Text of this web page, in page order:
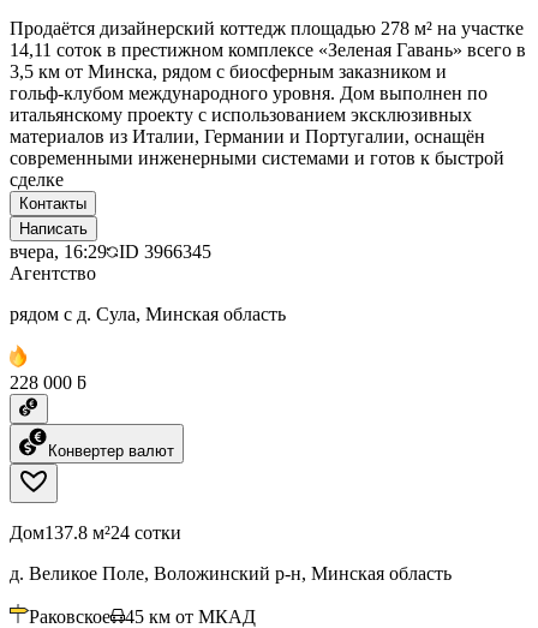
Продаётся дизайнерский коттедж площадью 278 м² на участке
14,11 соток в престижном комплексе «Зеленая Гавань» всего в
3,5 км от Минска, рядом с биосферным заказником и
гольф‑клубом международного уровня. Дом выполнен по
итальянскому проекту с использованием эксклюзивных
материалов из Италии, Германии и Португалии, оснащён
современными инженерными системами и готов к быстрой
сделке
Контакты
Написать
вчера, 16:29 ID 3966345
Агентство
рядом с д. Сула, Минская область
228 000 ƃ
Конвертер валют
Дом137.8 м²24 сотки
д. Великое Поле, Воложинский р-н, Минская область
Раковское 45 км от МКАД